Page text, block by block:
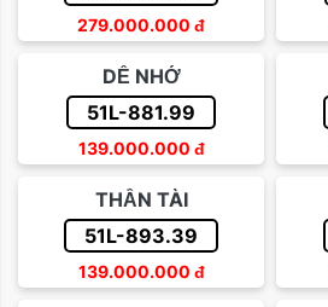
279.000.000 đ
DỄ NHỚ
51L-881.99
139.000.000 đ
THẦN TÀI
51L-893.39
139.000.000 đ